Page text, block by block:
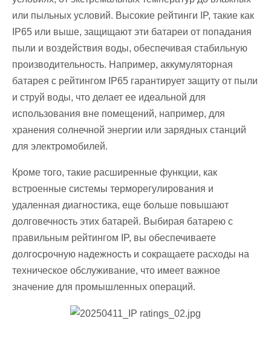
или пыльных условий. Высокие рейтинги IP, такие как
IP65 или выше, защищают эти батареи от попадания
пыли и воздействия воды, обеспечивая стабильную
производительность. Например, аккумуляторная
батарея с рейтингом IP65 гарантирует защиту от пыли
и струй воды, что делает ее идеальной для
использования вне помещений, например, для
хранения солнечной энергии или зарядных станций
для электромобилей.
Кроме того, такие расширенные функции, как
встроенные системы терморегулирования и
удаленная диагностика, еще больше повышают
долговечность этих батарей. Выбирая батарею с
правильным рейтингом IP, вы обеспечиваете
долгосрочную надежность и сокращаете расходы на
техническое обслуживание, что имеет важное
значение для промышленных операций.